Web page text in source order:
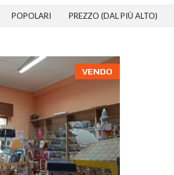
POPOLARI PREZZO (DAL PIÙ ALTO)
VENDO